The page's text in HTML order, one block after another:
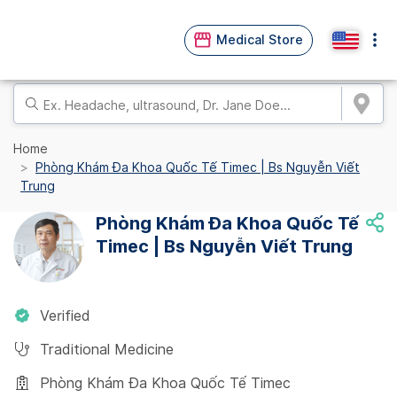
Medical Store
Home
Phòng Khám Đa Khoa Quốc Tế Timec | Bs Nguyễn Viết
Trung
Phòng Khám Đa Khoa Quốc Tế
Timec | Bs Nguyễn Viết Trung
Verified
Traditional Medicine
Phòng Khám Đa Khoa Quốc Tế Timec